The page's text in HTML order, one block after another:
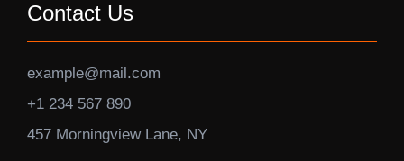
Contact Us
example@mail.com
+1 234 567 890
457 Morningview Lane, NY